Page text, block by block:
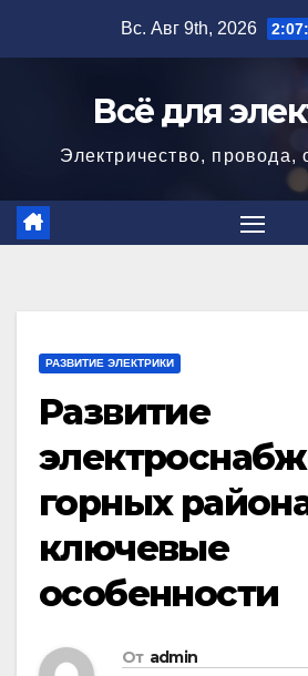
Вс. Авг 9th, 2026
Всё для
Электричество, провода,
РАЗВИТИЕ ЭЛЕКТРИКИ
Развитие
горных
ключевые
особенности
От admin